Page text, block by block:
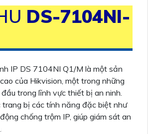
DS-7104NI-
IP DS 7104NI Q1/M là một sản
của Hikvision, một trong những
trong lĩnh vực thiết bị an ninh.
bị các tính năng đặc biệt như
chống trộm IP, giúp giám sát an